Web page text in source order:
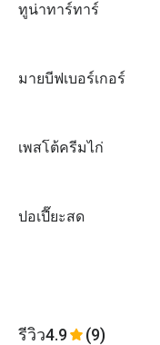
ทูน่าทาร์ทาร์
มายบีฟเบอร์เกอร์
เพสโต้ครีมไก่
ปอเปี๊ยะสด
รีวิว4.9 (9)